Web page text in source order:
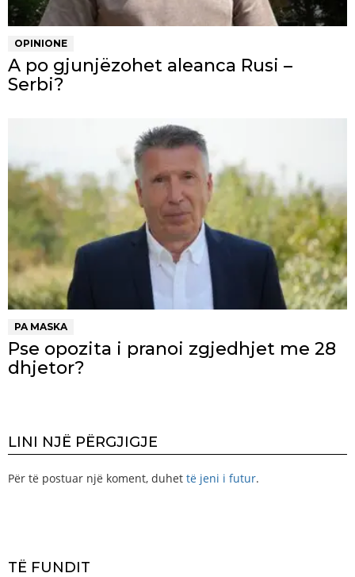
OPINIONE
A po gjunjëzohet aleanca Rusi –
Serbi?
PA MASKA
Pse opozita i pranoi zgjedhjet me 28
dhjetor?
LINI NJË PËRGJIGJE
Për të postuar një koment, duhet të jeni i futur.
TË FUNDIT